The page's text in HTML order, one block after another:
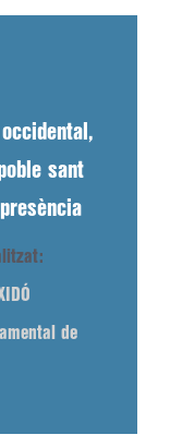
sant
de